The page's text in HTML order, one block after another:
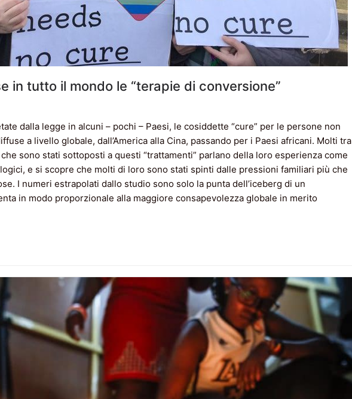
in tutto il mondo le “terapie di conversione”
dalla legge in alcuni – pochi – Paesi, le cosiddette “cure” per le persone non
a livello globale, dall’America alla Cina, passando per i Paesi africani. Molti tra
sono stati sottoposti a questi “trattamenti” parlano della loro esperienza come
e si scopre che molti di loro sono stati spinti dalle pressioni familiari più che
I numeri estrapolati dallo studio sono solo la punta dell’iceberg di un
in modo proporzionale alla maggiore consapevolezza globale in merito